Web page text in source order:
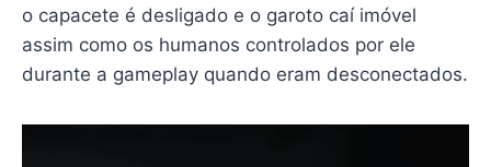
o capacete é desligado e o garoto caí imóvel
assim como os humanos controlados por ele
durante a gameplay quando eram desconectados.